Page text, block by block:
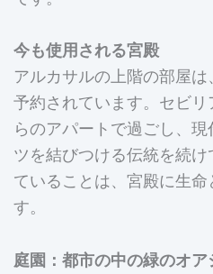
今も使用される宮殿
アルカサルの上階の部屋
予約されています。セビ
らのアパートで過ごし、
ツを結びつける伝統を続
ていることは、宮殿に生
す。
庭園：都市の中の緑のオア